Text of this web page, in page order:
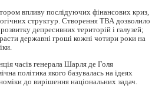
впливу послідуючих фінансових криз,
структур. Створення ТВА дозволило
депресивних територій і галузей;
державні гроші кожні чотири роки на
часів генерала Шарля де Голя
політика якого базувалась на ідеях
до вирішення національних задач.